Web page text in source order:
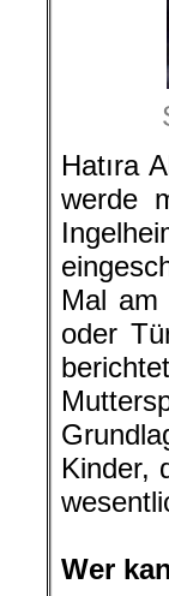
Hatıra
werde
Mal am
oder
Kinder,
Wer